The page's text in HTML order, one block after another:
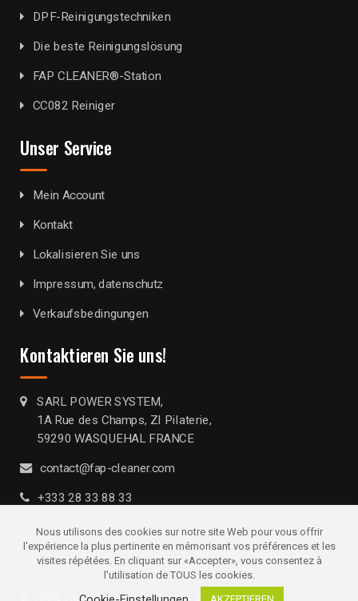
DPF-Reinigungstechniken
Die beste Reinigungslösung
FAP CLEANER®-Station
CC082 Reiniger
Unser Service
Mein Account
Kontakt
Lokalisieren Sie uns
Impressum, datenschutz
Verkaufsbedingungen
Kontaktieren Sie uns!
SARL POWER SYSTEM,
1A Rue des Champs, ZI Pilaterie,
59290 WASQUEHAL FRANCE
contact@fap-cleaner.com
+333 28 33 88 33
Nous utilisons des cookies sur notre site Web pour vous offrir
l'expérience la plus pertinente en mémorisant vos préférences et les
visites répétées. En cliquant sur «Accepter», vous consentez à
l'utilisation de TOUS les cookies.